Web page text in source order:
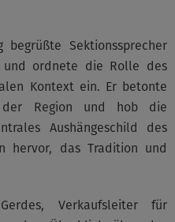
Sektionssprecher
und ordnete die Rolle des
Kontext ein. Er betonte
Region und hob die
Aushängeschild des
hervor, das Tradition und
Verkaufsleiter für